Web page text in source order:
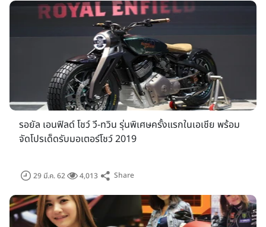
และลงทะเบียนล่วงหน้า โดยบัตรอภินันทนาการนั้นจะสามารถใช้ได้
ตั้งแต่วันที่ 27 มีนาคม จนถึง 7 เมษายน 2562 สำหรับผู้เข้าชมงาน
จากแอปพลิเคชั่น Car Buddy by GPI ยังมีสิทธิ์ร่วมลุ้นชิงรางวัล
ใหญ่ภายในงานได้ด้วยเช่นกัน
พร้อมกันนี้ จากการรุกรุกเข้าสู่ธุรกิจจัดการแข่งขัน "eRacing
Sport" อย่างเต็มตัว ภายในงานยังเตรียมเปิดตัวการแข่งขันเกมส์
แข่งรถออนไลน์ "GT Sport" ซึ่งจำลองสนามแข่งขันจริงมาอยู่ใน
เกมส์ ภายในงาน The 40th Bangkok International Motor
Show พร้อมวางแผนจัดการแข่งขันอย่างต่อเนื่องตลอดทั้งปีเพื่อ
ระหว่างวันที่ 27 มีนาคม - 7เมษายน 2562 รวม 12 วัน ณ
อาคารชาเลนเจอร์ 1-3 อิมแพค เมืองทองธานี รายละเอียดเพิ่ม
รอยัล เอนฟิลด์ โชว์ วี-ทวิน รุ่นพิเศษครั้งแรกในเอเชีย พร้อม
จัดโปรเด็ดรับมอเตอร์โชว์ 2019
29 มี.ค. 62 4,013 Share